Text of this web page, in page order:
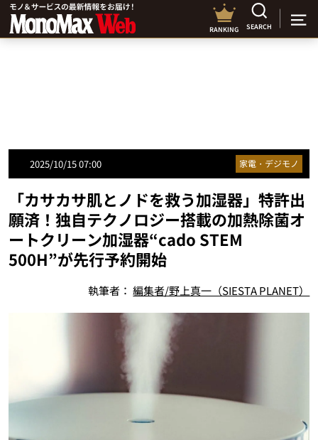
RANKING SEARCH
2025/10/15 07:00 家電・デジモノ
「カサカサ肌とノドを救う加湿器」特許出
願済！独自テクノロジー搭載の加熱除菌オ
ートクリーン加湿器“cado STEM
500H”が先行予約開始
執筆者：編集者/野上真一（SIESTA PLANET）